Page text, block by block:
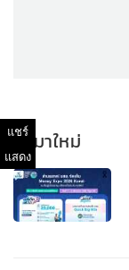
แชร์
แสดง
มาใหม่